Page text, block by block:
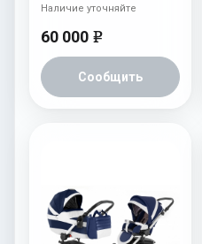
60 000 e
Сообщить
Наличие уточняйте